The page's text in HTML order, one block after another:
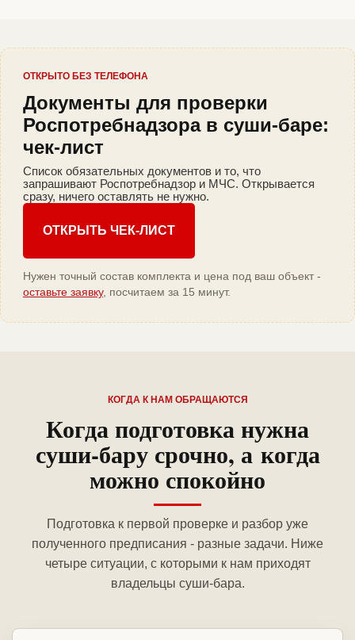
ОТКРЫТО БЕЗ ТЕЛЕФОНА
Документы для проверки
Роспотребнадзора в суши-баре:
чек-лист
Список обязательных документов и то, что
запрашивают Роспотребнадзор и МЧС. Открывается
сразу, ничего оставлять не нужно.
ОТКРЫТЬ ЧЕК-ЛИСТ
Нужен точный состав комплекта и цена под ваш объект -
оставьте заявку, посчитаем за 15 минут.
КОГДА К НАМ ОБРАЩАЮТСЯ
Когда подготовка нужна
суши-бару срочно, а когда
можно спокойно
Подготовка к первой проверке и разбор уже
полученного предписания - разные задачи. Ниже
четыре ситуации, с которыми к нам приходят
владельцы суши-бара.